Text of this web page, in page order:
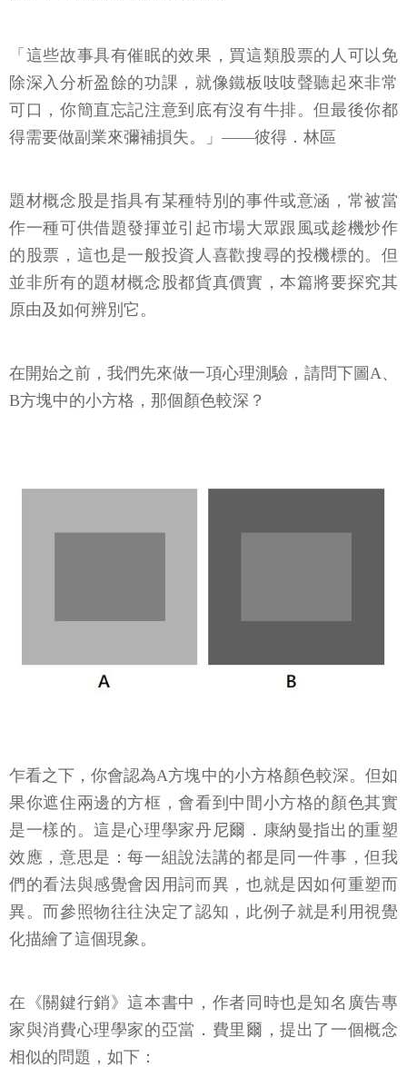
「這些故事具有催眠的效果，買這類股票的人可以免
除深入分析盈餘的功課，就像鐵板吱吱聲聽起來非常
可口，你簡直忘記注意到底有沒有牛排。但最後你都
得需要做副業來彌補損失。」——彼得．林區
題材概念股是指具有某種特別的事件或意涵，常被當
作一種可供借題發揮並引起市場大眾跟風或趁機炒作
的股票，這也是一般投資人喜歡搜尋的投機標的。但
並非所有的題材概念股都貨真價實，本篇將要探究其
原由及如何辨別它。
在開始之前，我們先來做一項心理測驗，請問下圖A、
B方塊中的小方格，那個顏色較深？
乍看之下，你會認為A方塊中的小方格顏色較深。但如
果你遮住兩邊的方框，會看到中間小方格的顏色其實
是一樣的。這是心理學家丹尼爾．康納曼指出的重塑
效應，意思是：每一組說法講的都是同一件事，但我
們的看法與感覺會因用詞而異，也就是因如何重塑而
異。而參照物往往決定了認知，此例子就是利用視覺
化描繪了這個現象。
在《關鍵行銷》這本書中，作者同時也是知名廣告專
家與消費心理學家的亞當．費里爾，提出了一個概念
相似的問題，如下：